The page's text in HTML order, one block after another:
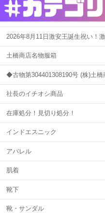
2026年8月11日激安王誕生祝い！
土橋商店名物服箱
◆古物第304401308190号 (株)土
社長のイチオシ商品
在庫処分！見切り処分！
インドエスニック
アパレル
肌着
靴下
靴・サンダル